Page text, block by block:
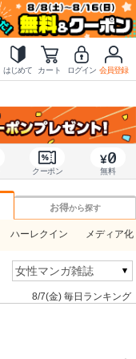
はじめて カート ログイン 会員登録
クーポン 無料
お得から探す
ハーレクイン メディア化
8/7(金) 毎日ランキング